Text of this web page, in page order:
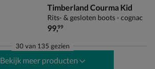
Timberland Courma Kid
Rits- & gesloten boots - cognac
€ 99,99
99,99
30 van 135 gezien
Bekijk meer producten